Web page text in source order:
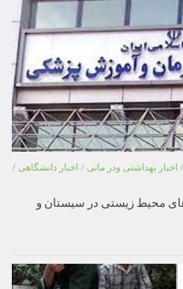
/ اخبار بهداشتی ودر مانی / اخبار دانشگاهی /
محیط زیستی در سیستان و